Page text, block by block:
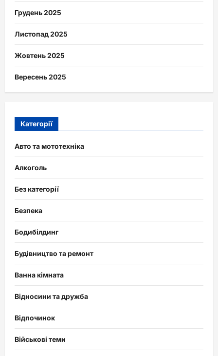
Грудень 2025
Листопад 2025
Жовтень 2025
Вересень 2025
Категорії
Авто та мототехніка
Алкоголь
Без категорії
Безпека
Бодибілдинг
Будівництво та ремонт
Ванна кімната
Відносини та дружба
Відпочинок
Військові теми